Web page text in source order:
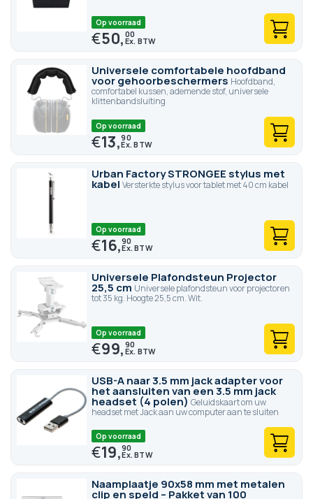
Op voorraad
€50,00
Universele comfortabele hoofdband
voor gehoorbeschermers Hoofdband,
comfortabel kussen, ademende stof, universele
klittenbandsluiting
Op voorraad
€13,90
Urban Factory STRONGEE stylus met
kabel Versterkte stylus voor tablet met 40 cm kabel
Op voorraad
€16,90
Universele Plafondsteun Projector
25,5 cm Universele plafondsteun voor projectoren
tot 35 kg. Hoogte 25,5 cm. Wit.
Op voorraad
€99,90
USB-A naar 3.5 mm jack adapter voor
het aansluiten van een 3.5 mm jack
headset (4 polen) Geluidskaart om uw
headset met Jack aan uw computer aan te sluiten
Op voorraad
€19,90
Naamplaatje 90x58 mm met metalen
clip en speld – Pakket van 100